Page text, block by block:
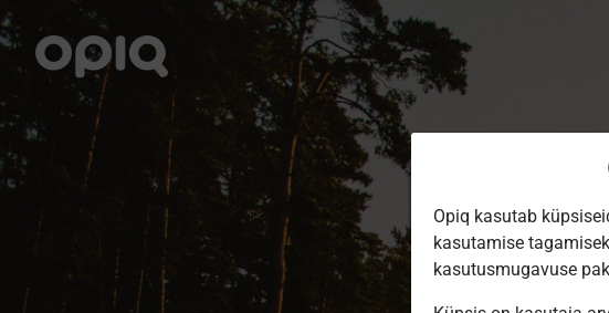
Opiq kasutab
kasutamise
kasutusmugavuse